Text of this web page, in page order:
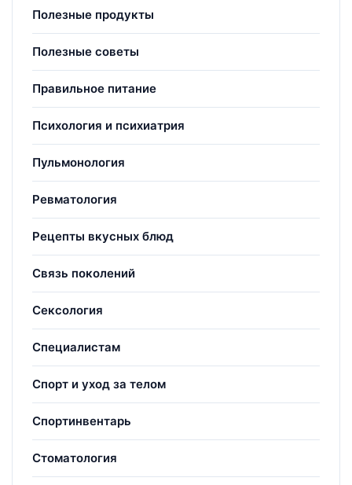
Полезные продукты
Полезные советы
Правильное питание
Психология и психиатрия
Пульмонология
Ревматология
Рецепты вкусных блюд
Связь поколений
Сексология
Специалистам
Спорт и уход за телом
Спортинвентарь
Стоматология